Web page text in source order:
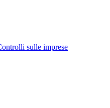
sulle imprese